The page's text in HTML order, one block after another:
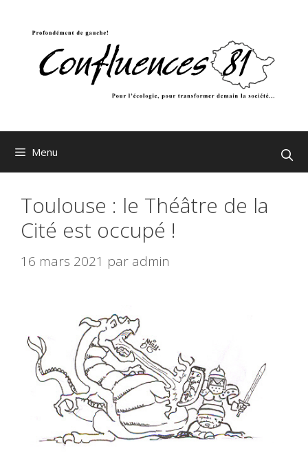
Menu
Toulouse : le Théâtre de la
Cité est occupé !
16 mars 2021 par admin